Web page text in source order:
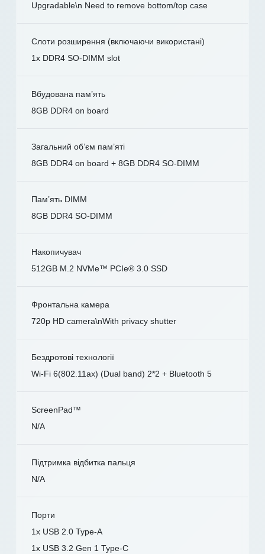
Upgradable\n Need to remove bottom/top case
Слоти розширення (включаючи використані)
1x DDR4 SO-DIMM slot
Вбудована пам’ять
8GB DDR4 on board
Загальний об’єм пам’яті
8GB DDR4 on board + 8GB DDR4 SO-DIMM
Пам’ять DIMM
8GB DDR4 SO-DIMM
Накопичувач
512GB M.2 NVMe™ PCIe® 3.0 SSD
Фронтальна камера
720p HD camera\nWith privacy shutter
Бездротові технології
Wi-Fi 6(802.11ax) (Dual band) 2*2 + Bluetooth 5
ScreenPad™
N/A
Підтримка відбитка пальця
N/A
Порти
1x USB 2.0 Type-A
1x USB 3.2 Gen 1 Type-C